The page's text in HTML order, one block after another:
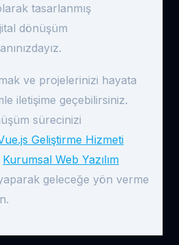
tasarlanmış
dönüşüm
ve projelerinizi hayata
iletişime geçebilirsiniz.
sürecinizi
Geliştirme Hizmeti
Kurumsal Web Yazılım
geleceğe yön verme